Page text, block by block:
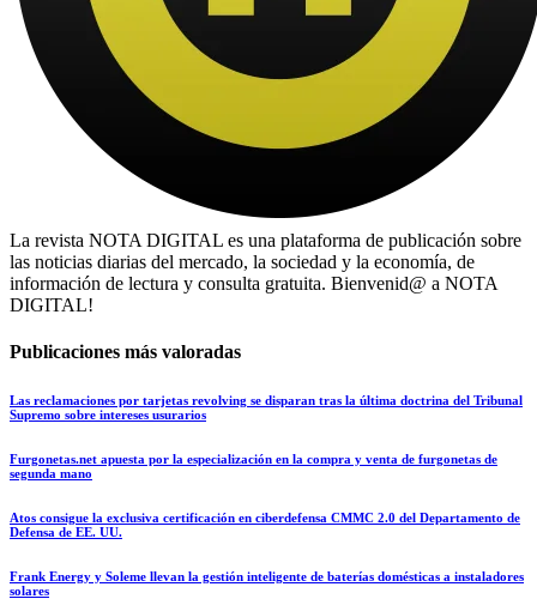
La revista NOTA DIGITAL es una plataforma de publicación sobre
las noticias diarias del mercado, la sociedad y la economía, de
información de lectura y consulta gratuita. Bienvenid@ a NOTA
DIGITAL!
Publicaciones más valoradas
Las reclamaciones por tarjetas revolving se disparan tras la última doctrina del Tribunal
Supremo sobre intereses usurarios
Furgonetas.net apuesta por la especialización en la compra y venta de furgonetas de
segunda mano
Atos consigue la exclusiva certificación en ciberdefensa CMMC 2.0 del Departamento de
Defensa de EE. UU.
Frank Energy y Soleme llevan la gestión inteligente de baterías domésticas a instaladores
solares